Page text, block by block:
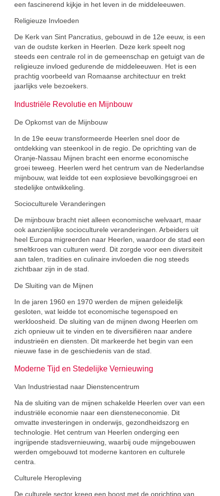
een fascinerend kijkje in het leven in de middeleeuwen.
Religieuze Invloeden
De Kerk van Sint Pancratius, gebouwd in de 12e eeuw, is een
van de oudste kerken in Heerlen. Deze kerk speelt nog
steeds een centrale rol in de gemeenschap en getuigt van de
religieuze invloed gedurende de middeleeuwen. Het is een
prachtig voorbeeld van Romaanse architectuur en trekt
jaarlijks vele bezoekers.
Industriële Revolutie en Mijnbouw
De Opkomst van de Mijnbouw
In de 19e eeuw transformeerde Heerlen snel door de
ontdekking van steenkool in de regio. De oprichting van de
Oranje-Nassau Mijnen bracht een enorme economische
groei teweeg. Heerlen werd het centrum van de Nederlandse
mijnbouw, wat leidde tot een explosieve bevolkingsgroei en
stedelijke ontwikkeling.
Socioculturele Veranderingen
De mijnbouw bracht niet alleen economische welvaart, maar
ook aanzienlijke socioculturele veranderingen. Arbeiders uit
heel Europa migreerden naar Heerlen, waardoor de stad een
smeltkroes van culturen werd. Dit zorgde voor een diversiteit
aan talen, tradities en culinaire invloeden die nog steeds
zichtbaar zijn in de stad.
De Sluiting van de Mijnen
In de jaren 1960 en 1970 werden de mijnen geleidelijk
gesloten, wat leidde tot economische tegenspoed en
werkloosheid. De sluiting van de mijnen dwong Heerlen om
zich opnieuw uit te vinden en te diversifiëren naar andere
industrieën en diensten. Dit markeerde het begin van een
nieuwe fase in de geschiedenis van de stad.
Moderne Tijd en Stedelijke Vernieuwing
Van Industriestad naar Dienstencentrum
Na de sluiting van de mijnen schakelde Heerlen over van een
industriële economie naar een diensteneconomie. Dit
omvatte investeringen in onderwijs, gezondheidszorg en
technologie. Het centrum van Heerlen onderging een
ingrijpende stadsvernieuwing, waarbij oude mijngebouwen
werden omgebouwd tot moderne kantoren en culturele
centra.
Culturele Heropleving
De culturele sector kreeg een boost met de oprichting van